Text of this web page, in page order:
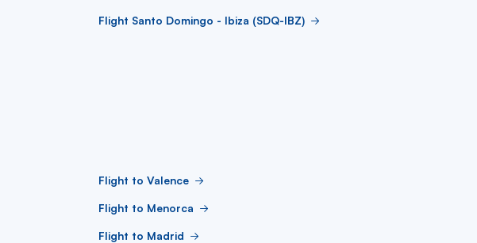
Flight Santo Domingo - Ibiza (SDQ-IBZ)
Flight to Valence
Flight to Menorca
Flight to Madrid